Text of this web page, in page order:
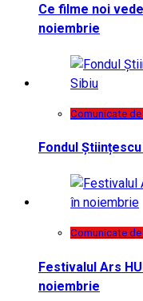
Ce filme noi
noiembrie
Comunicate de
Fondul
Comunicate
Festivalul Ars
noiembrie